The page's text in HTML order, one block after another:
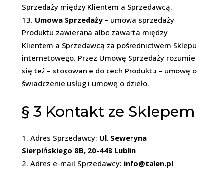
Sprzedaży między Klientem a Sprzedawcą.
Umowa Sprzedaży– umowa sprzedaży
Produktu zawierana albo zawarta między
Klientem a Sprzedawcą za pośrednictwem Sklepu
internetowego. Przez Umowę Sprzedaży rozumie
się też – stosowanie do cech Produktu – umowę o
świadczenie usług i umowę o dzieło.
§ 3 Kontakt ze Sklepem
Adres Sprzedawcy: Ul. Seweryna
Sierpińskiego 8B, 20-448 Lublin
Adres e-mail Sprzedawcy: info@talen.pl